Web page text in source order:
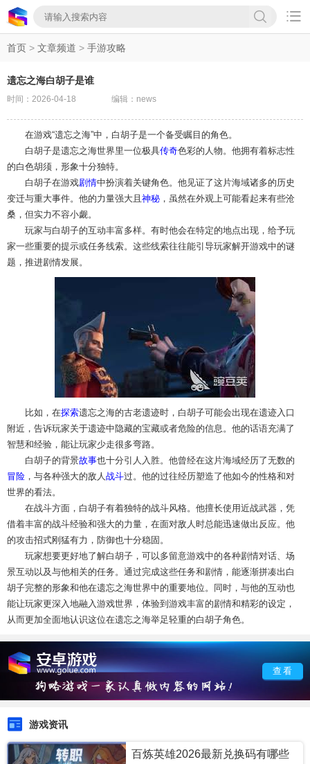

首页 > 文章频道 > 手游攻略
遗忘之海白胡子是谁
时间：2026-04-18 编辑：news
在游戏“遗忘之海”中，白胡子是一个备受瞩目的角色。
白胡子是遗忘之海世界里一位极具传奇色彩的人物。他拥有着标志性
的白色胡须，形象十分独特。
白胡子在游戏剧情中扮演着关键角色。他见证了这片海域诸多的历史
变迁与重大事件。他的力量强大且 神秘 ，虽然在外观上可能看起来有些沧
桑，但实力不容小觑。
玩家与白胡子的互动丰富多样。有时他会在特定的地点出现，给予玩
家一些重要的提示或任务线索。这些线索往往能引导玩家解开游戏中的谜
题，推进剧情发展。
比如，在探索遗忘之海的古老遗迹时，白胡子可能会出现在遗迹入口
附近，告诉玩家关于遗迹中隐藏的宝藏或者危险的信息。他的话语充满了
智慧和经验，能让玩家少走很多弯路。
白胡子的背景故事也十分引人入胜。他曾经在这片海域经历了无数的
冒险 ，与各种强大的敌人战斗过。他的过往经历塑造了他如今的性格和对
世界的看法。
在战斗方面，白胡子有着独特的战斗风格。他擅长使用近战武器，凭
借着丰富的战斗经验和强大的力量，在面对敌人时总能迅速做出反应。他
的攻击招式刚猛有力，防御也十分稳固。
玩家想要更好地了解白胡子，可以多留意游戏中的各种剧情对话、场
景互动以及与他相关的任务。通过完成这些任务和剧情，能逐渐拼凑出白
胡子完整的形象和他在遗忘之海世界中的重要地位。同时，与他的互动也
能让玩家更深入地融入游戏世界，体验到游戏丰富的剧情和精彩的设定，
从而更加全面地认识这位在遗忘之海举足轻重的白胡子角色。
查看
游戏资讯
百炼英雄2026最新兑换码有哪些